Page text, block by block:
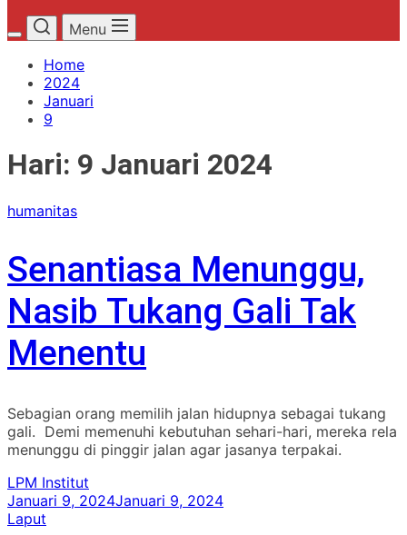
Menu
Home
2024
Januari
9
Hari: 9 Januari 2024
humanitas
Senantiasa Menunggu,
Nasib Tukang Gali Tak
Menentu
Sebagian orang memilih jalan hidupnya sebagai tukang
gali. Demi memenuhi kebutuhan sehari-hari, mereka rela
menunggu di pinggir jalan agar jasanya terpakai.
LPM Institut
Januari 9, 2024Januari 9, 2024
Laput